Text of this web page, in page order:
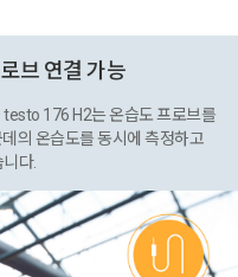
브 연결 가능
176 H2는 온습도 프로브를
의 온습도를 동시에 측정하고
다.